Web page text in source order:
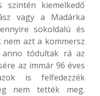
szintén kiemelkedő
vagy a Madárka
sokoldalú és
nem azt a kommersz
tódultak rá az
az immár 96 éves
is felfedezzék
nem tették meg.